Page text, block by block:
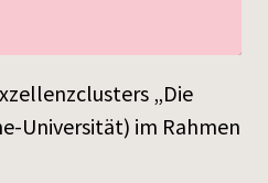
„Die
Universität) im Rahmen